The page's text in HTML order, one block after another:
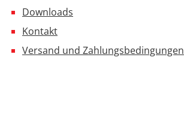
Downloads
Kontakt
Versand und Zahlungsbedingungen